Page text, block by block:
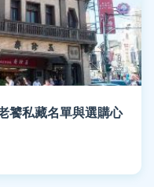
饕私藏名單與選購心